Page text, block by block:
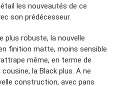
les nouveautés de ce
son prédécesseur.
plus robuste, la nouvelle
finition matte, moins sensible
même, en terme de
la Black plus. A ne
construction, avec pans